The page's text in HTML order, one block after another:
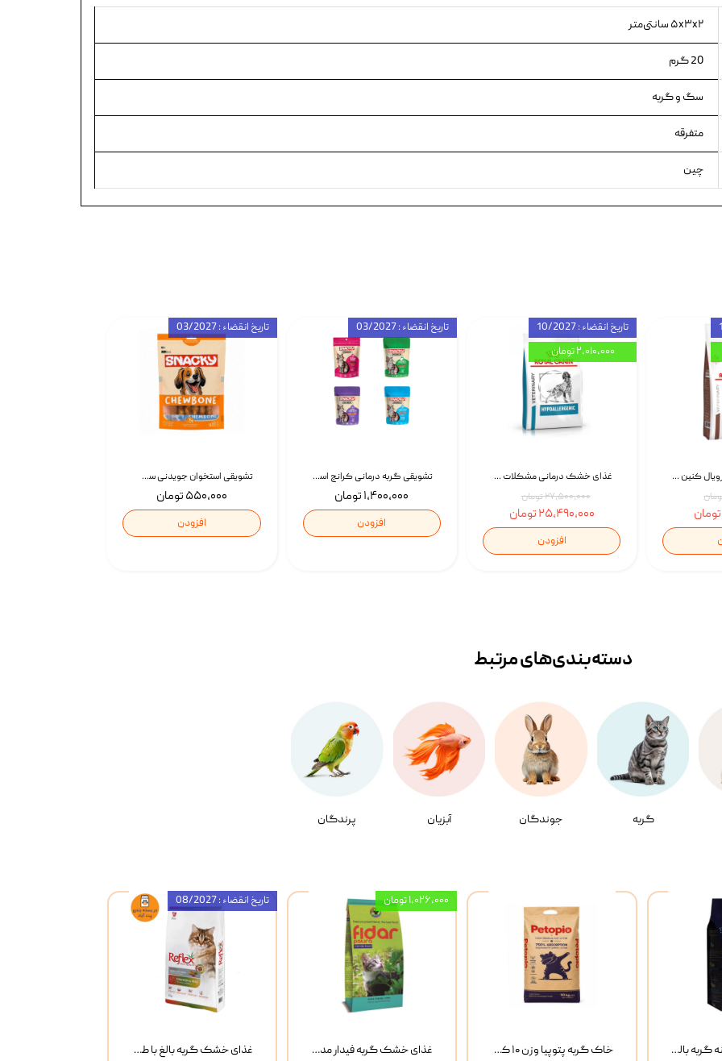
۵x۳x۲ سانتی‌متر
20 گرم
سگ و گربه
متفرقه
چین
تشویقی استخوان جویدنی سگ اسنکی کرانچی با طعم مرغ Snacky Crunchy Munchy وزن 100 گرم
۵۵۰,۰۰۰ تومان
افزودن
تاریخ انقضاء : 03/2027
تشویقی گربه درمانی کرانچ اسنکی با طعم میکس Snacky Crunch Cat Treats وزن 60 گرم بسته 4 عددی
۱,۴۰۰,۰۰۰ تومان
افزودن
تاریخ انقضاء : 03/2027
غذای خشک درمانی مشکلات گوارشی سگ رویال کنین Royal Canin Hypoallergenic وزن 7 کیلوگرم | پت استوک
۲۷,۵۰۰,۰۰۰ تومان
۲۵,۴۹۰,۰۰۰ تومان
افزودن
تاریخ انقضاء : 10/2027
۲,۰۱۰,۰۰۰ تومان
غذای خشک گربه رویال کنین Gastrointestinal Fibre Response وزن 2 کیلوگرم | پت استوک
گربه جوندگان آبزیان پرندگان
دسته‌بندی‌‌های مرتبط
غذای خشک گربه بالغ با طعم مرغ و برنج رفلکس Reflex Multi Color Chicken And Rice وزن 1 کیلوگرم
تاریخ انقضاء : 08/2027
غذای خشک گربه فیدار مدل Adult وزن 10 کیلوگرم
۱,۰۲۶,۰۰۰ تومان
خاک گربه پتوپیا وزن ۱۰ کیلوگرم غذای خشک روزانه گربه بالغ مفید MoFeed Adult Daily Cat Food وزن 2 کیلوگرم